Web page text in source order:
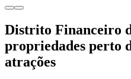
Distrito Financeiro
propriedades perto
atrações